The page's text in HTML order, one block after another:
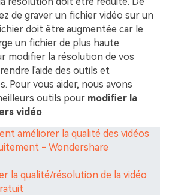
de graver un fichier vidéo sur un
doit être augmentée car le
un fichier de plus haute
modifier la résolution de vos
l'aide des outils et
Pour vous aider, nous avons
outils pour modifier la
vidéo.
améliorer la qualité des vidéos
- Wondershare
la qualité/résolution de la vidéo